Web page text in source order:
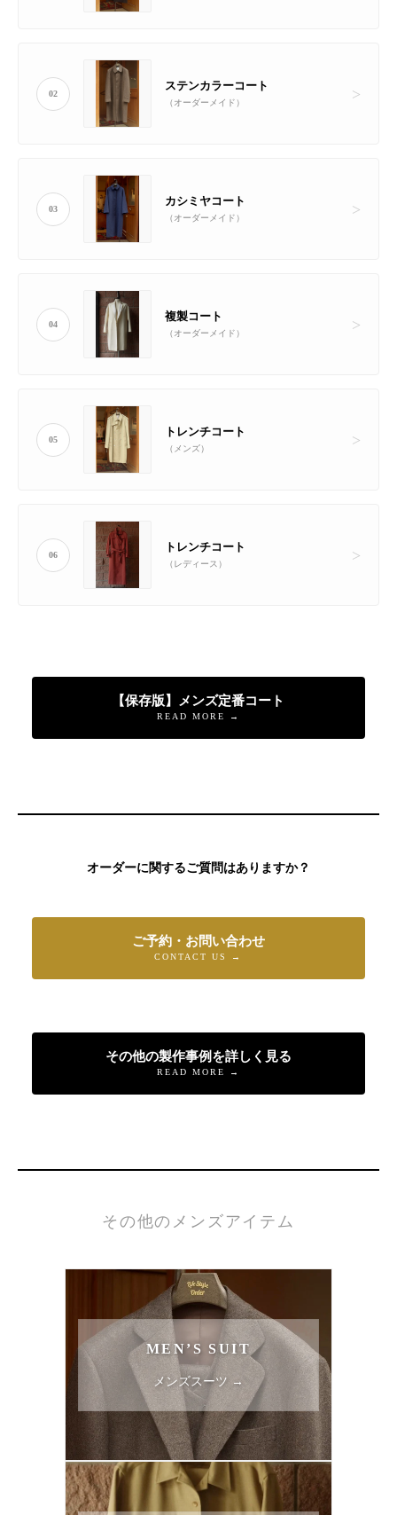
02
ステンカラーコート
（オーダーメイド）
03
カシミヤコート
（オーダーメイド）
04
複製コート
（オーダーメイド）
05
トレンチコート
（メンズ）
06
トレンチコート
（レディース）
【保存版】メンズ定番コート
READ MORE →
オーダーに関するご質問はありますか？
ご予約・お問い合わせ
CONTACT US →
その他の製作事例を詳しく見る
READ MORE →
その他のメンズアイテム
MEN’S SUIT
メンズスーツ →